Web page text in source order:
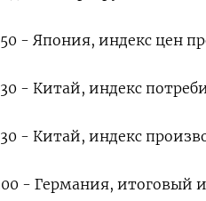
- Япония, индекс цен
- Китай, индекс
- Китай, индекс
- Германия, итоговый